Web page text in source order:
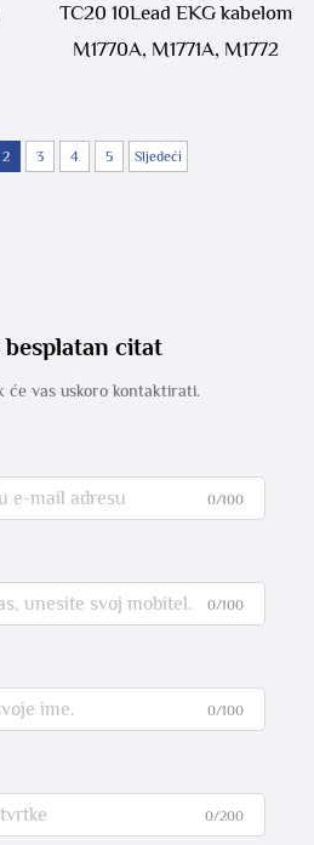
TC20 10Lead EKG kabelom
M1770A, M1771A, M1772
2 3 4 5 Sljedeći
citat
će vas uskoro kontaktirati.
0/100
0/100
0/100
0/200